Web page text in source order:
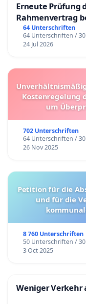
Erneute Prüfung
Rahmenvertrag
64 Unterschriften
64 Unterschriften / 30
24 Jul 2026
Kostenregelung
um
702 Unterschriften
64 Unterschriften / 30
26 Nov 2025
Petition für die Abschaffung der Tötungsstationen
und für die
8 760 Unterschriften
50 Unterschriften / 30
3 Oct 2025
Weniger Verkehr